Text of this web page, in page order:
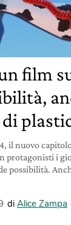
film
il nuovo
protagonisti i
possibilità.
di Alice Zampa